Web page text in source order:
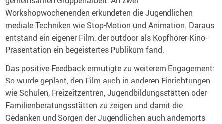
Workshopwochenenden erkundeten die Jugendlichen
mediale Techniken wie Stop-Motion und Animation. Daraus
entstand ein eigener Film, der outdoor als Kopfhörer-Kino-
Präsentation ein begeistertes Publikum fand.
Das positive Feedback ermutigte zu weiterem Engagement:
So wurde geplant, den Film auch in anderen Einrichtungen
wie Schulen, Freizeitzentren, Jugendbildungsstätten oder
Familienberatungsstätten zu zeigen und damit die
Gedanken und Sorgen der Jugendlichen auch andernorts